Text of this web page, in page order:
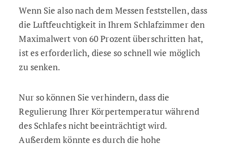
Wenn Sie also nach dem Messen feststellen, dass
die Luftfeuchtigkeit in Ihrem Schlafzimmer den
Maximalwert von 60 Prozent überschritten hat,
ist es erforderlich, diese so schnell wie möglich
zu senken.
Nur so können Sie verhindern, dass die
Regulierung Ihrer Körpertemperatur während
des Schlafes nicht beeinträchtigt wird.
Außerdem könnte es durch die hohe